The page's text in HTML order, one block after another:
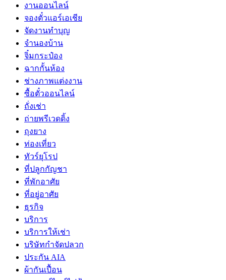
งานออนไลน์
จองตั๋วแอร์เอเชีย
จัดงานทำบุญ
จำนองบ้าน
จิ๋มกระป๋อง
ฉากกั้นห้อง
ช่างภาพแต่งงาน
ซื้อตั๋วออนไลน์
ถั่งเช่า
ถ่ายพรีเวดดิ้ง
ถุงยาง
ท่องเที่ยว
ทัวร์ยุโรป
ที่ปลูกกัญชา
ที่พักอาศัย
ที่อยู่อาศัย
ธุรกิจ
บริการ
บริการให้เช่า
บริษัทกำจัดปลวก
ประกัน AIA
ผ้ากันเปื้อน